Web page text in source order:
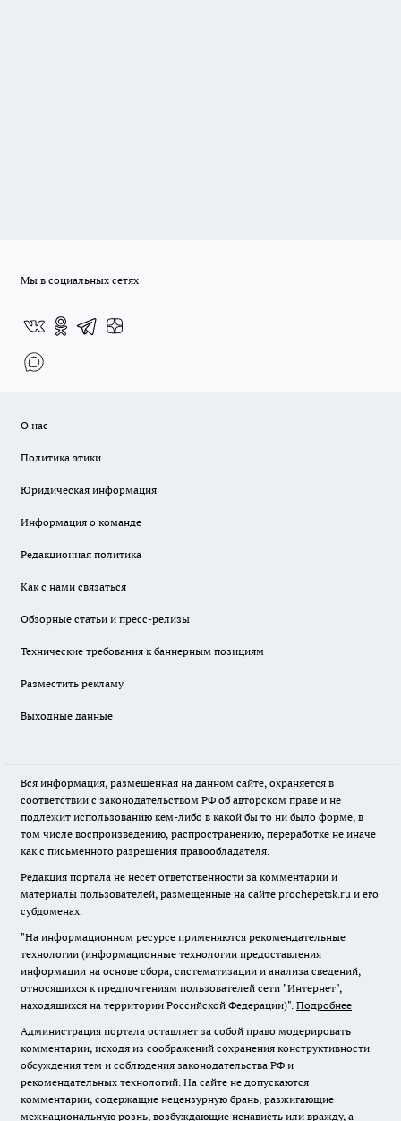
Мы в социальных сетях
О нас
Политика этики
Юридическая информация
Информация о команде
Редакционная политика
Как с нами связаться
Обзорные статьи и пресс-релизы
Технические требования к баннерным позициям
Разместить рекламу
Выходные данные
Вся информация, размещенная на данном сайте, охраняется в
соответствии с законодательством РФ об авторском праве и не
подлежит использованию кем-либо в какой бы то ни было форме, в
том числе воспроизведению, распространению, переработке не иначе
как с письменного разрешения правообладателя.
Редакция портала не несет ответственности за комментарии и
материалы пользователей, размещенные на сайте prochepetsk.ru и его
субдоменах.
"На информационном ресурсе применяются рекомендательные
технологии (информационные технологии предоставления
информации на основе сбора, систематизации и анализа сведений,
относящихся к предпочтениям пользователей сети "Интернет",
находящихся на территории Российской Федерации)". Подробнее
Администрация портала оставляет за собой право модерировать
комментарии, исходя из соображений сохранения конструктивности
обсуждения тем и соблюдения законодательства РФ и
рекомендательных технологий. На сайте не допускаются
комментарии, содержащие нецензурную брань, разжигающие
межнациональную рознь, возбуждающие ненависть или вражду, а